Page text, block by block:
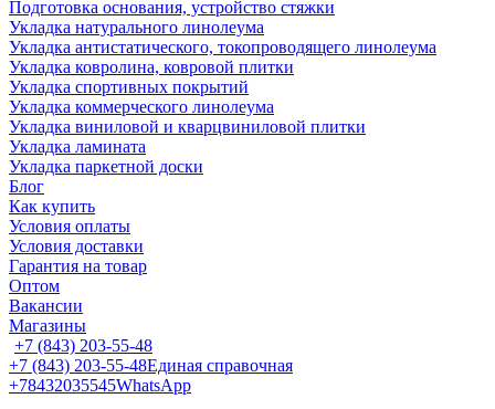
Подготовка основания, устройство стяжки
Укладка натурального линолеума
Укладка антистатического, токопроводящего линолеума
Укладка ковролина, ковровой плитки
Укладка спортивных покрытий
Укладка коммерческого линолеума
Укладка виниловой и кварцвиниловой плитки
Укладка ламината
Укладка паркетной доски
Блог
Как купить
Условия оплаты
Условия доставки
Гарантия на товар
Оптом
Вакансии
Магазины
+7 (843) 203-55-48
+7 (843) 203-55-48Единая справочная
+78432035545WhatsApp